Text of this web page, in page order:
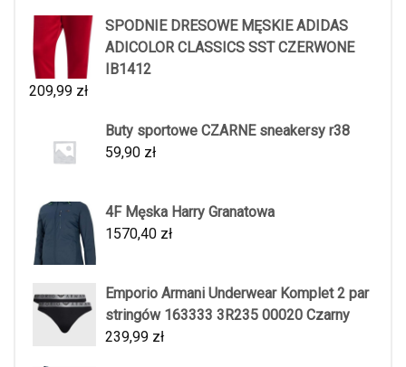
SPODNIE DRESOWE MĘSKIE ADIDAS
ADICOLOR CLASSICS SST CZERWONE
IB1412
209,99 zł
Buty sportowe CZARNE sneakersy r38
59,90 zł
4F Męska Harry Granatowa
1570,40 zł
Emporio Armani Underwear Komplet 2 par
stringów 163333 3R235 00020 Czarny
239,99 zł